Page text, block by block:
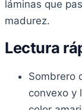
láminas que
madurez.
Lectura
Sombrero
convexo y